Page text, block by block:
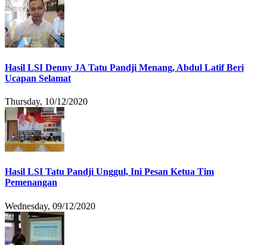
Hasil LSI Denny JA Tatu Pandji Menang, Abdul Latif Beri
Ucapan Selamat
Thursday, 10/12/2020
Hasil LSI Tatu Pandji Unggul, Ini Pesan Ketua Tim
Pemenangan
Wednesday, 09/12/2020